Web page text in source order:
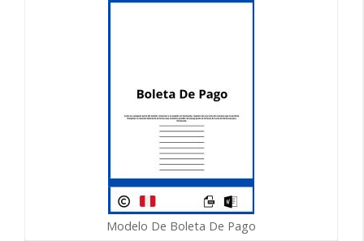
Modelo De Boleta De Pago